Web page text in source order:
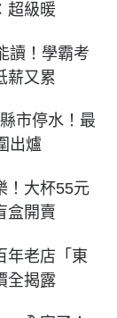
超級暖
讀！學霸考
薪又累
市停水！最
出爐
！大杯55元
盒開賣
年老店「東
全揭露